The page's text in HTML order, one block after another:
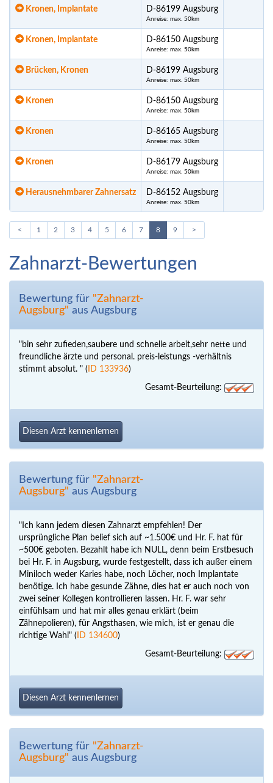
Kronen, Implantate D-86199 Augsburg
Anreise: max. 50km
Kronen, Implantate D-86150 Augsburg
Anreise: max. 50km
Brücken, Kronen D-86199 Augsburg
Anreise: max. 50km
Kronen D-86150 Augsburg
Anreise: max. 50km
Kronen D-86165 Augsburg
Anreise: max. 50km
Kronen D-86179 Augsburg
Anreise: max. 50km
Herausnehmbarer Zahnersatz D-86152 Augsburg
Anreise: max. 50km
< 1 2 3 4 5 6 7 8 9 >
Zahnarzt-Bewertungen
Bewertung für "Zahnarzt-
Augsburg" aus Augsburg
"bin sehr zufieden,saubere und schnelle arbeit,sehr nette und
freundliche ärzte und personal. preis-leistungs -verhältnis
stimmt absolut. " ( ID 133936)
Gesamt-Beurteilung:
Diesen Arzt kennenlernen
Bewertung für "Zahnarzt-
Augsburg" aus Augsburg
"Ich kann jedem diesen Zahnarzt empfehlen! Der
ursprüngliche Plan belief sich auf ~1.500€ und Hr. F. hat für
~500€ geboten. Bezahlt habe ich NULL, denn beim Erstbesuch
bei Hr. F. in Augsburg, wurde festgestellt, dass ich außer einem
Miniloch weder Karies habe, noch Löcher, noch Implantate
benötige. Ich habe gesunde Zähne, dies hat er auch noch von
zwei seiner Kollegen kontrollieren lassen. Hr. F. war sehr
einfühlsam und hat mir alles genau erklärt (beim
Zähnepolieren), für Angsthasen, wie mich, ist er genau die
richtige Wahl" ( ID 134600)
Gesamt-Beurteilung:
Diesen Arzt kennenlernen
Bewertung für "Zahnarzt-
Augsburg" aus Augsburg